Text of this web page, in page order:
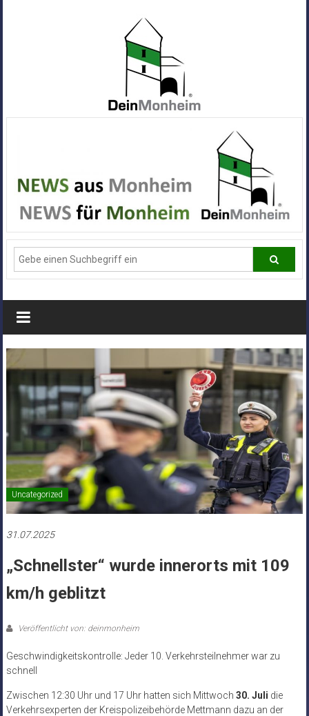
Alle
News
aus
Deiner
Stadt
Monheim
Uncategorized
31.07.2025
„Schnellster“ wurde innerorts mit 109
km/h geblitzt
Veröffentlicht von: deinmonheim
Geschwindigkeitskontrolle: Jeder 10. Verkehrsteilnehmer war zu
schnell
Zwischen 12:30 Uhr und 17 Uhr hatten sich Mittwoch 30. Juli die
Verkehrsexperten der Kreispolizeibehörde Mettmann dazu an der